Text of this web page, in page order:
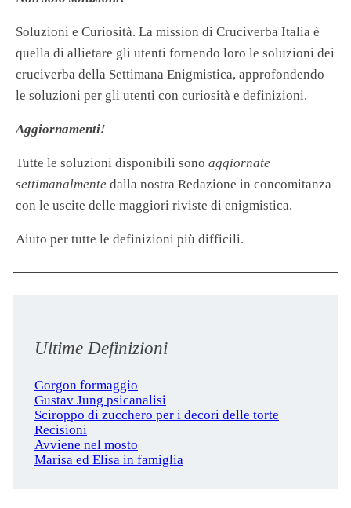
Soluzioni e Curiosità. La mission di Cruciverba Italia è
quella di allietare gli utenti fornendo loro le soluzioni dei
cruciverba della Settimana Enigmistica, approfondendo
le soluzioni per gli utenti con curiosità e definizioni.
Aggiornamenti!
Tutte le soluzioni disponibili sono aggiornate
settimanalmente dalla nostra Redazione in concomitanza
con le uscite delle maggiori riviste di enigmistica.
Aiuto per tutte le definizioni più difficili.
Ultime Definizioni
Gorgon formaggio
Gustav Jung psicanalisi
Sciroppo di zucchero per i decori delle torte
Recisioni
Avviene nel mosto
Marisa ed Elisa in famiglia